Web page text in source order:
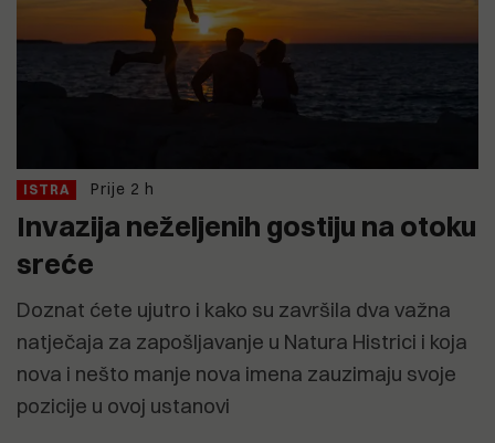
ISTRA Prije 2 h
Invazija neželjenih gostiju na otoku
sreće
Doznat ćete ujutro i kako su završila dva važna
natječaja za zapošljavanje u Natura Histrici i koja
nova i nešto manje nova imena zauzimaju svoje
pozicije u ovoj ustanovi